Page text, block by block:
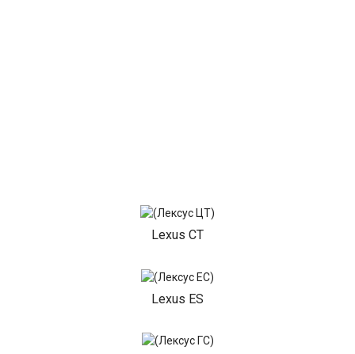
Lexus CT
Lexus ES